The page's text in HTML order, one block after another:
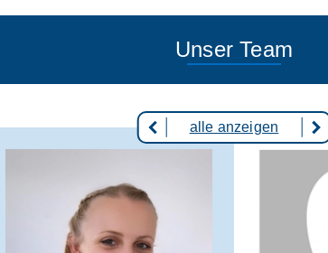
Unser Team
alle anzeigen